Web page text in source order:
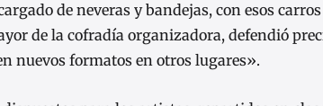
de neveras y bandejas, con esos
de la cofradía organizadora, defendió
nuevos formatos en otros lugares».